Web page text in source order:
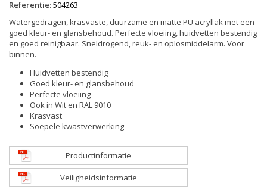
Referentie:504263
Watergedragen, krasvaste, duurzame en matte PU acryllak met een
goed kleur- en glansbehoud. Perfecte vloeiing, huidvetten bestendig
en goed reinigbaar. Sneldrogend, reuk- en oplosmiddelarm. Voor
binnen.
Huidvetten bestendig
Goed kleur- en glansbehoud
Perfecte vloeiing
Ook in Wit en RAL 9010
Krasvast
Soepele kwastverwerking
Productinformatie
Veiligheidsinformatie